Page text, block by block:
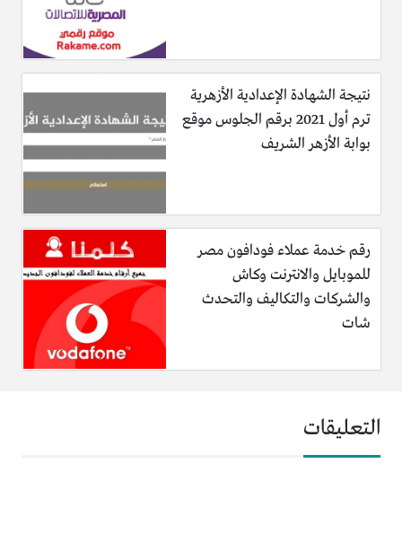
نتيجة الشهادة الإعدادية الأزهرية
ترم أول 2021 برقم الجلوس موقع
بوابة الأزهر الشريف
رقم خدمة عملاء فودافون مصر
للموبايل والانترنت وكاش
والشركات والتكاليف والتحدث
شات
التعليقات